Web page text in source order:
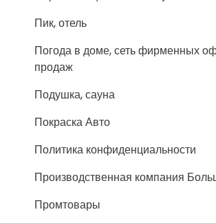
Пик, отель
Погода в доме, сеть фирменных
продаж
Подушка, сауна
Покраска Авто
Политика конфиденциальности
Производственная компания
Промтовары